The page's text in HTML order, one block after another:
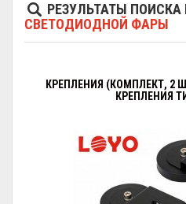
РЕЗУЛЬТАТЫ ПОИСКА
СВЕТОДИОДНОЙ ФАРЫ
КРЕПЛЕНИЯ (КОМПЛЕКТ, 2
КРЕПЛЕНИЯ